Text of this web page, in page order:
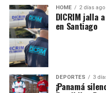
HOME 2 días ago
DICRIM jalla
en Santiago
DEPORTES 3
¡Panamá